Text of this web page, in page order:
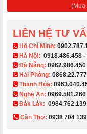
(Mua
LIÊN HỆ TƯ
​ Hồ Chí Minh:
Hà Nội: 0918.486.458 -
Đà Nẵng: 0962.986.450
Hải Phòng:
Thanh Hóa:
Nghệ An: 0969.581.266
Đắk Lắk: 0984.762.139
Cần Thơ: 0938 704 139​